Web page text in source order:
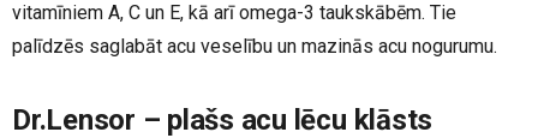
vitamīniem A, C un E, kā arī omega-3 taukskābēm. Tie
palīdzēs saglabāt acu veselību un mazinās acu nogurumu.
Dr.Lensor – plašs acu lēcu klāsts